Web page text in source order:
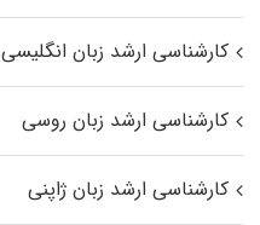
کارشناسی ارشد زبان انگلیسی
کارشناسی ارشد زبان روسی
کارشناسی ارشد زبان ژاپنی